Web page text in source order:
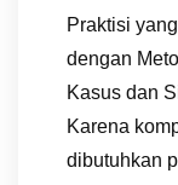
Praktisi
dengan
Kasus dan
Karena
dibutuhkan